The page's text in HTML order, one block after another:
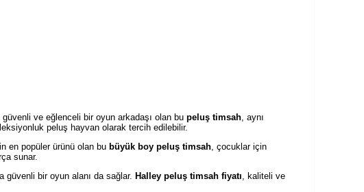
ve eğlenceli bir oyun arkadaşı olan bu peluş timsah, aynı
peluş hayvan olarak tercih edilebilir.
en popüler ürünü olan bu büyük boy peluş timsah , çocuklar için
sunar.
bir oyun alanı da sağlar. Halley peluş timsah fiyatı , kaliteli ve